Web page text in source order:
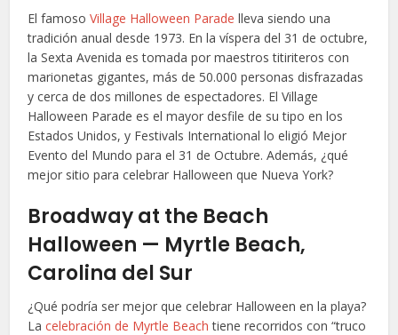
El famosoVillage Halloween Parade lleva siendo una
tradición anual desde 1973. En la víspera del 31 de octubre,
la Sexta Avenida es tomada por maestros titiriteros con
marionetas gigantes, más de 50.000 personas disfrazadas
y cerca de dos millones de espectadores. El Village
Halloween Parade es el mayor desfile de su tipo en los
Estados Unidos, y Festivals International lo eligió Mejor
Evento del Mundo para el 31 de Octubre. Además, ¿qué
mejor sitio para celebrar Halloween que Nueva York?
Broadway at the Beach
Halloween — Myrtle Beach,
Carolina del Sur
¿Qué podría ser mejor que celebrar Halloween en la playa?
Lacelebración de Myrtle Beach tiene recorridos con “truco